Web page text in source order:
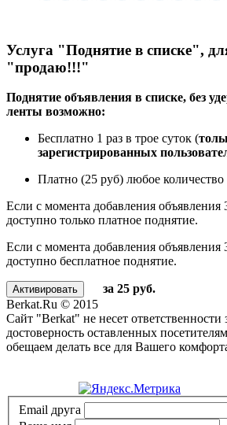
Услуга "Поднятие в списке",
"продаю!!!"
Поднятие объявления в списке, без
ленты возможно:
Бесплатно 1 раз в трое суток (
зарегистрированных
Платно (25 руб) любое количество
Если с момента добавления
доступно только платное поднятие.
Если с момента добавления
доступно бесплатное поднятие.
за 25 руб.
Berkat.Ru © 2015
Сайт "Berkat" не несет ответственности
достоверность оставленных
обещаем делать все для Вашего
Email друга